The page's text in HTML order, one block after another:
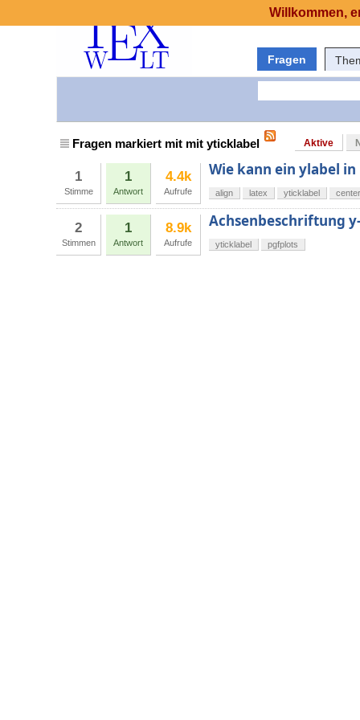
Fragen
Fragen markiert mit mit yticklabel Aktive
1
Stimme
1
Antwort
4.4k
Aufrufe
Wie kann ein ylabel
align latex yticklabel center
2
Stimmen
1
Antwort
8.9k
Aufrufe
Achsenbeschriftung
yticklabel pgfplots
Willkommen,